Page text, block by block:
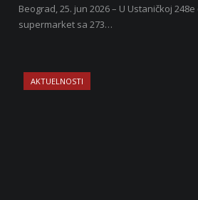
Beograd, 25. jun 2026 – U Ustaničkoj
supermarket sa 273…
AKTUELNOSTI